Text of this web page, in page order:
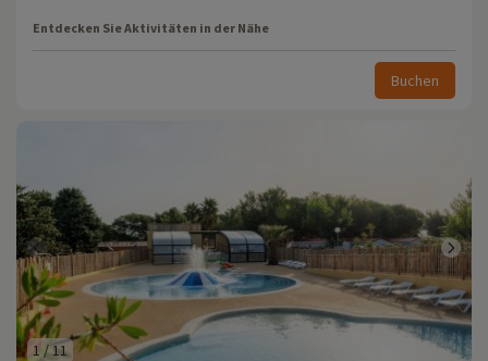
Entdecken Sie Aktivitäten in der Nähe
Buchen
1 /11